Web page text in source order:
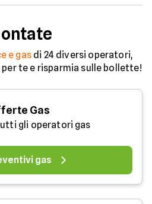
e gasdi 24 diversi operatori,
te e risparmia sulle bollette!
Gas
gli operatori gas
gas